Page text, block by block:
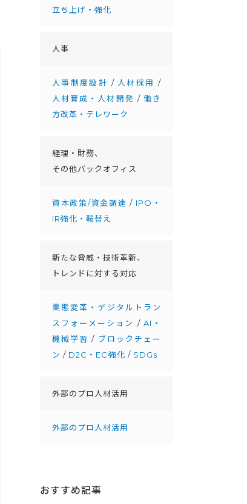
立ち上げ・強化
人事
人事制度設計 / 人材採用 /
人材育成・人材開発 / 働き
方改革・テレワーク
経理・財務、
その他バックオフィス
資本政策/資金調達 / IPO・
IR強化・鞍替え
新たな脅威・技術革新、
トレンドに対する対応
業態変革・デジタルトラン
スフォーメーション / AI・
機械学習 / ブロックチェー
ン / D2C・EC強化 / SDGs
外部のプロ人材活用
外部のプロ人材活用
おすすめ記事